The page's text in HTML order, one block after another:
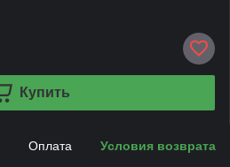
Купить
Оплата Условия возврата